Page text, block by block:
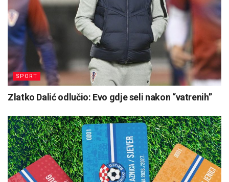
SPORT
Zlatko Dalić odlučio: Evo gdje seli nakon “vatrenih”